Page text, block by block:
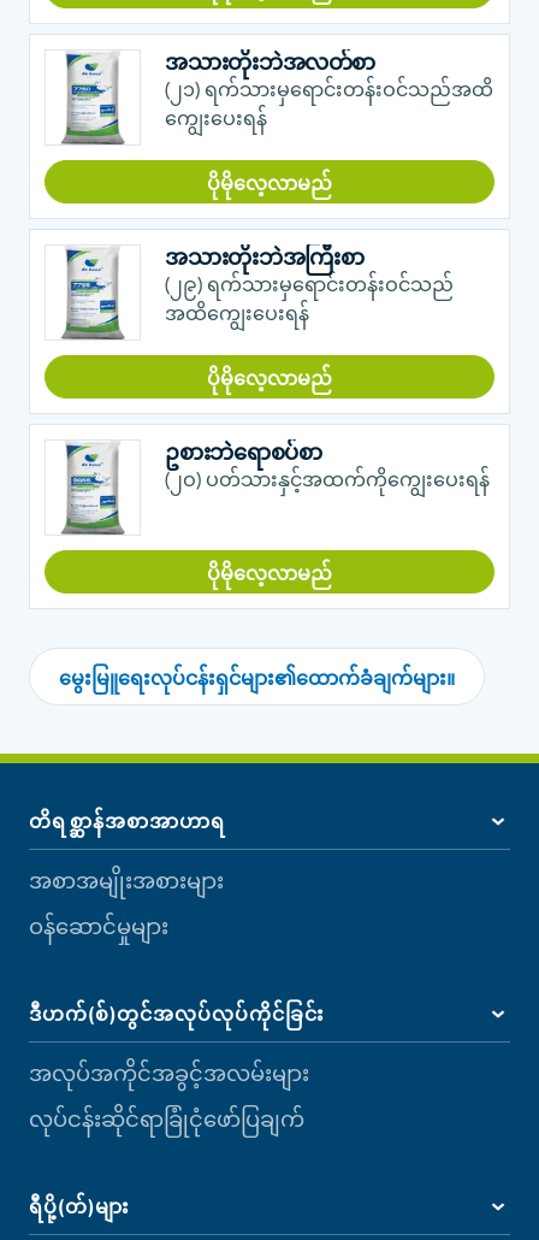
အသားတိုးဘဲအလတ်စာ
(၂၁) ရက်သားမှရောင်းတန်းဝင်သည်အထိ
ကျွေးပေးရန်
ပိုမိုလေ့လာမည်
အသားတိုးဘဲအကြီးစာ
(၂၉) ရက်သားမှရောင်းတန်းဝင်သည်
အထိကျွေးပေးရန်
ပိုမိုလေ့လာမည်
ဥစားဘဲရောစပ်စာ
(၂ဝ) ပတ်သားနှင့်အထက်ကိုကျွေးပေးရန်
ပိုမိုလေ့လာမည်
မွေးမြူရေးလုပ်ငန်းရှင်များ၏ထောက်ခံချက်များ။
တိရစ္ဆာန်အစာအာဟာရ
အစာအမျိုးအစားများ
ဝန်ဆောင်မှုများ
ဒီဟက်(စ်)တွင်အလုပ်လုပ်ကိုင်ခြင်း
အလုပ်အကိုင်အခွင့်အလမ်းများ
လုပ်ငန်းဆိုင်ရာခြုံငုံဖော်ပြချက်
ရီပို့(တ်)များ